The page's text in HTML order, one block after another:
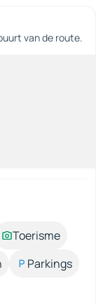
van de route.
Toerisme
Parkings